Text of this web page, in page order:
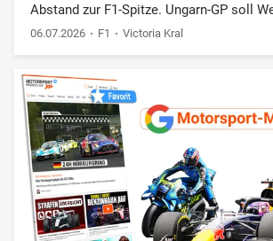
Abstand zur F1-Spitze. Ungarn-GP soll
06.07.2026 F1 Victoria Kral